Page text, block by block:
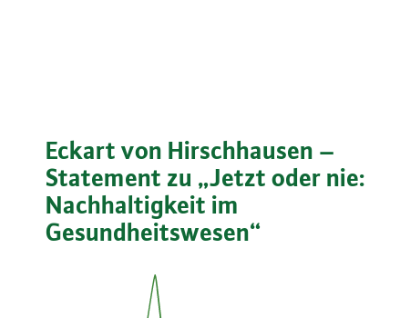
Eckart von Hirschhausen –
Statement zu „Jetzt oder nie:
Nachhaltigkeit im
Gesundheitswesen“